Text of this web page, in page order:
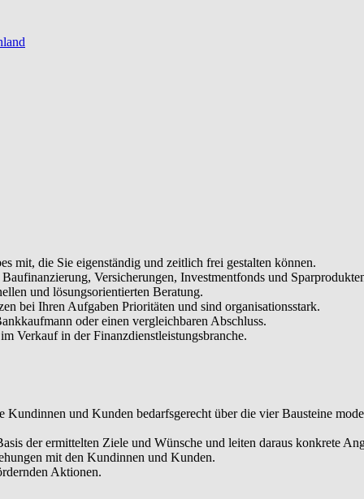
mit, die Sie eigenständig und zeitlich frei gestalten können.
Versicherungen, Investmentfonds und
und lösungsorientierten Beratung.
bei Ihren Aufgaben Prioritäten und sind organisationsstark.
oder einen vergleichbaren Abschluss.
Verkauf in der Finanzdienstleistungsbranche.
und Kunden bedarfsgerecht über die vier Bausteine
der ermittelten Ziele und Wünsche und leiten daraus konkrete
mit den Kundinnen und Kunden.
Aktionen.